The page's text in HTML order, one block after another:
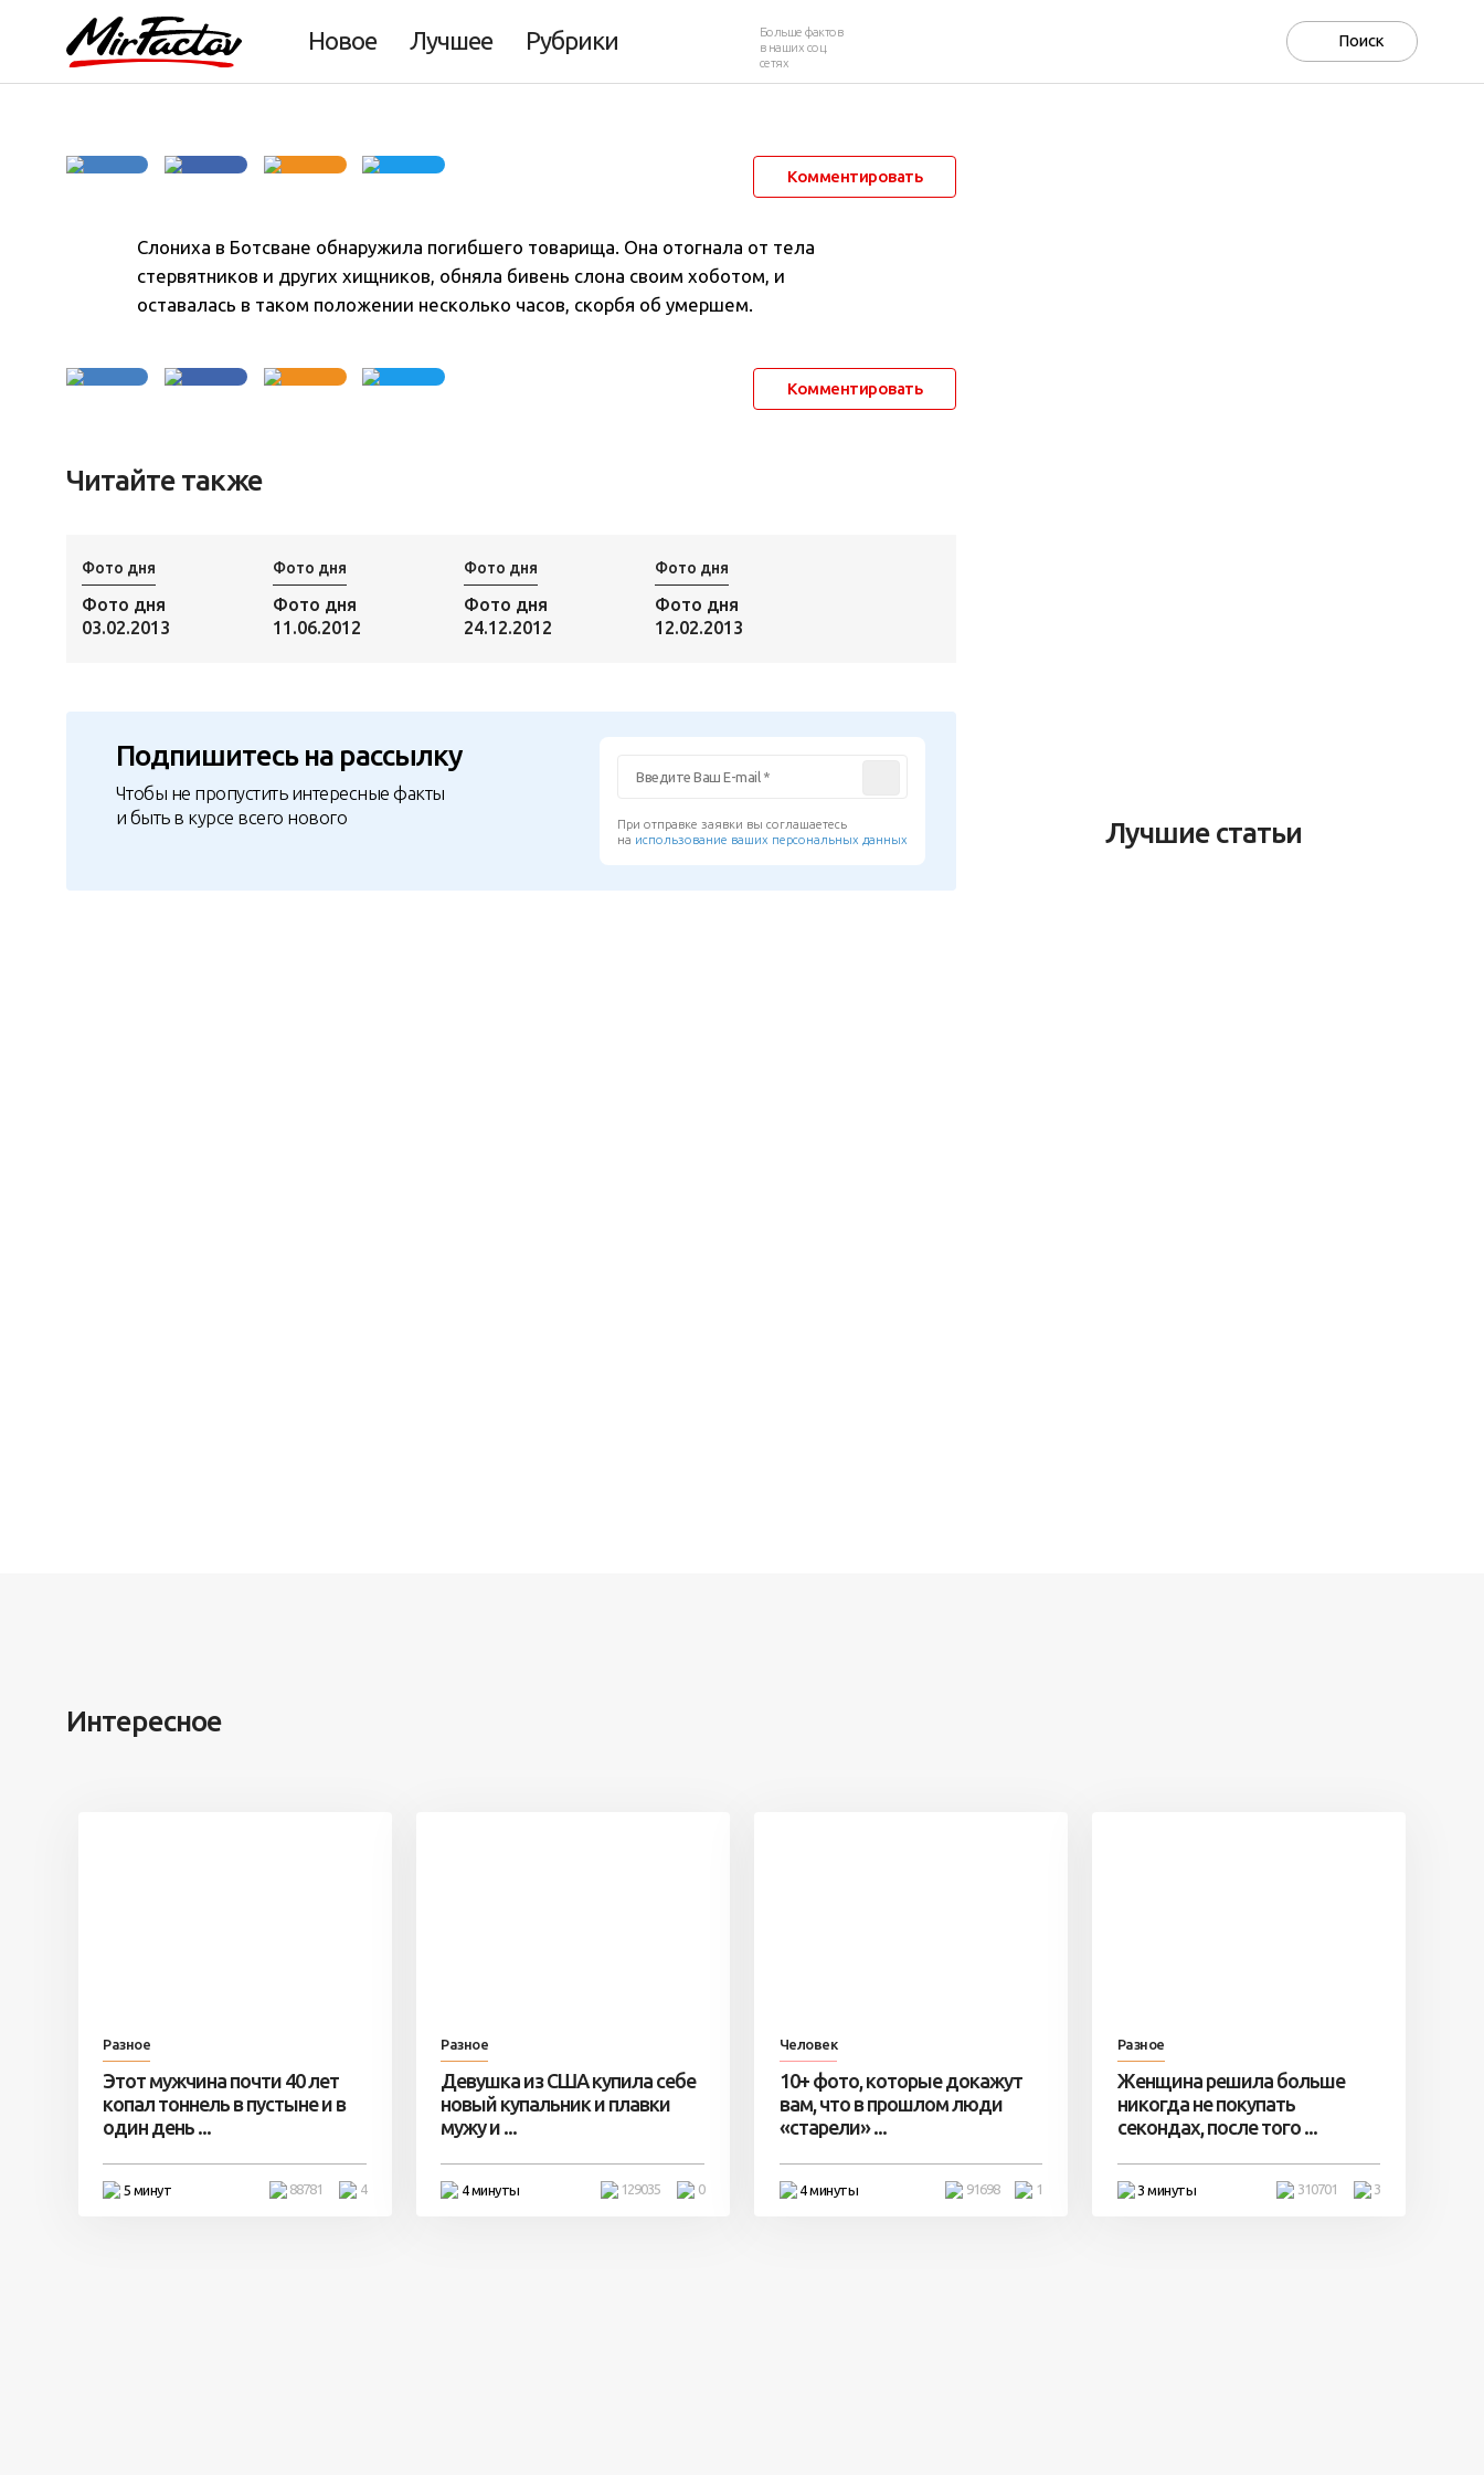
Новое Лучшее Рубрики
Больше фактов
в наших соц.
сетях
Комментировать
Слониха в Ботсване обнаружила погибшего товарища. Она отогнала от тела
стервятников и других хищников, обняла бивень слона своим хоботом, и
оставалась в таком положении несколько часов, скорбя об умершем.
Комментировать
Читайте также
Фото дня
Фото дня
03.02.2013
Фото дня
Фото дня
11.06.2012
Фото дня
Фото дня
24.12.2012
Фото дня
Фото дня
12.02.2013
Подпишитесь на рассылку
Чтобы не пропустить интересные факты
и быть в курсе всего нового
При отправке заявки вы соглашаетесь
на использование ваших персональных данных Лучшие статьи
Интересное
Разное
Этот мужчина почти 40 лет
копал тоннель в пустыне и в
один день ...
5 минут 4
88781
Разное
Девушка из США купила себе
новый купальник и плавки
мужу и ...
4 минуты 0
129035
Человек
10+ фото, которые докажут
вам, что в прошлом люди
«старели» ...
4 минуты 1
91698
Разное
Женщина решила больше
никогда не покупать
секондах, после того ...
3 минуты 3
310701